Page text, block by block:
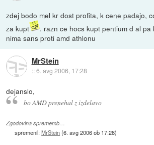
zdej bodo mel kr dost profita, k cene padajo,
za kupt
. razn ce hocs kupt pentium d al
nima sans proti amd athlonu
MrStein
::6. avg 2006, 17:28
dejanslo,
bo AMD prenehal z izdelavo
Zgodovina sprememb…
spremenil:MrStein(6. avg 2006 ob 17:28)